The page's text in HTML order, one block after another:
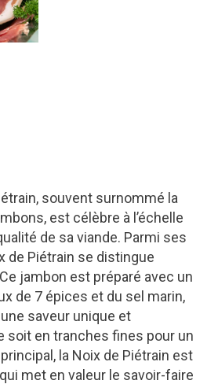
souvent surnommé la
est célèbre à l’échelle
de sa viande. Parmi ses
de Piétrain se distingue
jambon est préparé avec un
de 7 épices et du sel marin,
saveur unique et
soit en tranches fines pour un
la Noix de Piétrain est
met en valeur le savoir-faire